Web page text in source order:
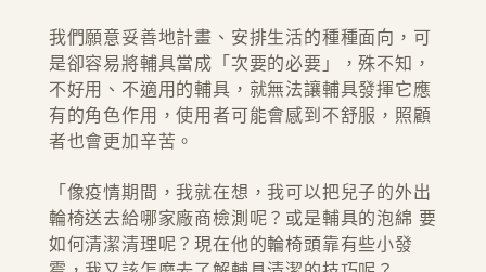
我們願意妥善地計畫、安排生活的種種面向，可
是卻容易將輔具當成「次要的必要」，殊不知，
不好用、不適用的輔具，就無法讓輔具發揮它應
有的角色作用，使用者可能會感到不舒服，照顧
者也會更加辛苦。
「像疫情期間，我就在想，我可以把兒子的外出
輪椅送去給哪家廠商檢測呢？或是輔具的泡綿 要
如何清潔清理呢？現在他的輪椅頭靠有些小發